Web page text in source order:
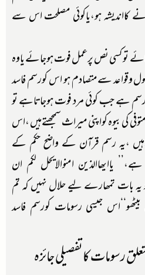
کااندیشہ ہو،یاکوئی مصلحت اس سے
توکسی نص پرعمل فوت ہوجائے یاوہ
سےمتصادم ہو اس کورسم فاسد
رسم ہے جب کوئی مرد فوت ہوجاتاہے تو
کی بیوہ کواپنی میراث سمجھتےہیں ،اس
،یہ رسم قرآن کے واضح حکم کے
یاایھاالذین امنوالایحل لکم ان
یہ بات تمھارے لیے حلال نہیں کہ تم
جیسی رسومات کورسم فاسد
رسومات کاتفصیلی جائزہ